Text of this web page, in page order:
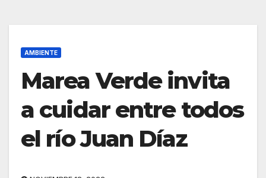
AMBIENTE
Marea Verde invita
a cuidar entre todos
el río Juan Díaz